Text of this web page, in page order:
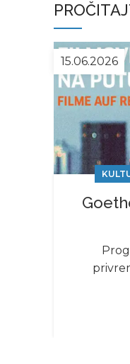
15.06.2026